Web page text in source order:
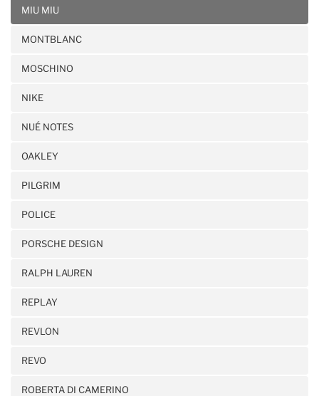
MIU MIU
MONTBLANC
MOSCHINO
NIKE
NUÉ NOTES
OAKLEY
PILGRIM
POLICE
PORSCHE DESIGN
RALPH LAUREN
REPLAY
REVLON
REVO
ROBERTA DI CAMERINO